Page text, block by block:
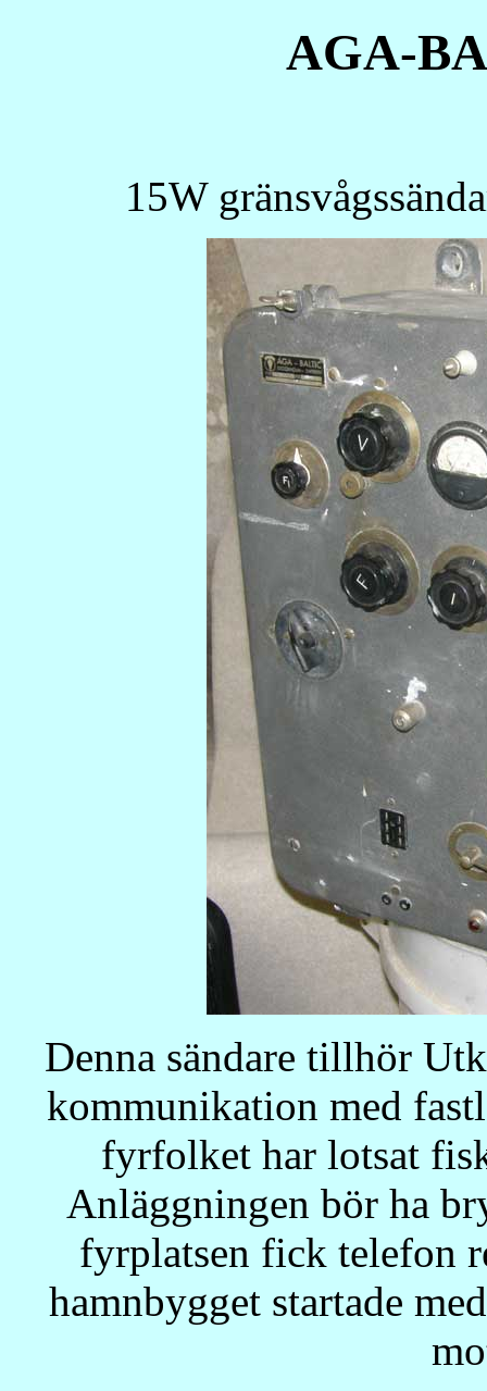
AGA-
15W
Denna sändare tillhör
kommunikation med
fyrfolket har lotsat
Anläggningen bör ha
fyrplatsen fick telefon
hamnbygget startade